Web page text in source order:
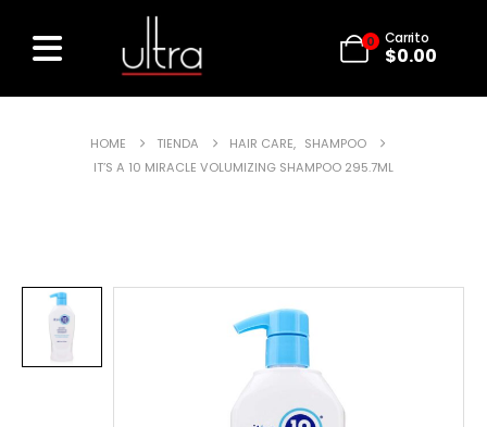
0 Carrito
$0.00
HOME TIENDA HAIR CARE, SHAMPOO
IT’S A 10 MIRACLE VOLUMIZING SHAMPOO 295.7ML